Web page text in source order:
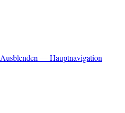
Ausblenden — Hauptnavigation